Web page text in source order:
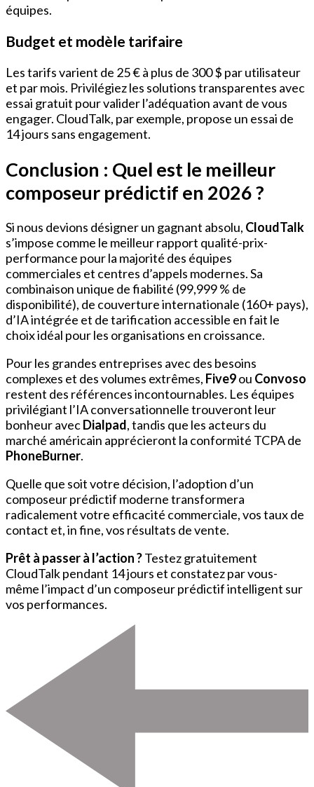
équipes.
Budget et modèle tarifaire
Les tarifs varient de 25 € à plus de 300 $ par utilisateur
et par mois. Privilégiez les solutions transparentes avec
essai gratuit pour valider l’adéquation avant de vous
engager. CloudTalk, par exemple, propose un essai de
14 jours sans engagement.
Conclusion : Quel est le meilleur
composeur prédictif en 2026 ?
Si nous devions désigner un gagnant absolu, CloudTalk
s’impose comme le meilleur rapport qualité-prix-
performance pour la majorité des équipes
commerciales et centres d’appels modernes. Sa
combinaison unique de fiabilité (99,999 % de
disponibilité), de couverture internationale (160+ pays),
d’IA intégrée et de tarification accessible en fait le
choix idéal pour les organisations en croissance.
Pour les grandes entreprises avec des besoins
complexes et des volumes extrêmes, Five9ou Convoso
restent des références incontournables. Les équipes
privilégiant l’IA conversationnelle trouveront leur
bonheur avecDialpad, tandis que les acteurs du
marché américain apprécieront la conformité TCPA de
PhoneBurner.
Quelle que soit votre décision, l’adoption d’un
composeur prédictif moderne transformera
radicalement votre efficacité commerciale, vos taux de
contact et, in fine, vos résultats de vente.
Prêt à passer à l’action ?Testez gratuitement
CloudTalk pendant 14 jours et constatez par vous-
même l’impact d’un composeur prédictif intelligent sur
vos performances.